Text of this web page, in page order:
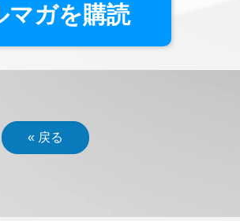
マガを購読
« 戻る